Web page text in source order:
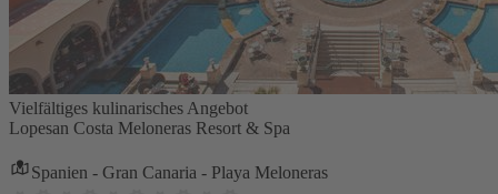
Vielfältiges kulinarisches Angebot
Lopesan Costa Meloneras Resort & Spa
Spanien - Gran Canaria - Playa Meloneras